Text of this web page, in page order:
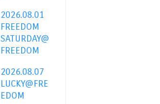
2026.08.01
FREEDOM
SATURDAY@
FREEDOM
2026.08.07
LUCKY@FRE
EDOM